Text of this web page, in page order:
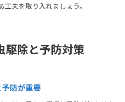
夫を取り入れましょう。
駆除と予防対策
防が重要